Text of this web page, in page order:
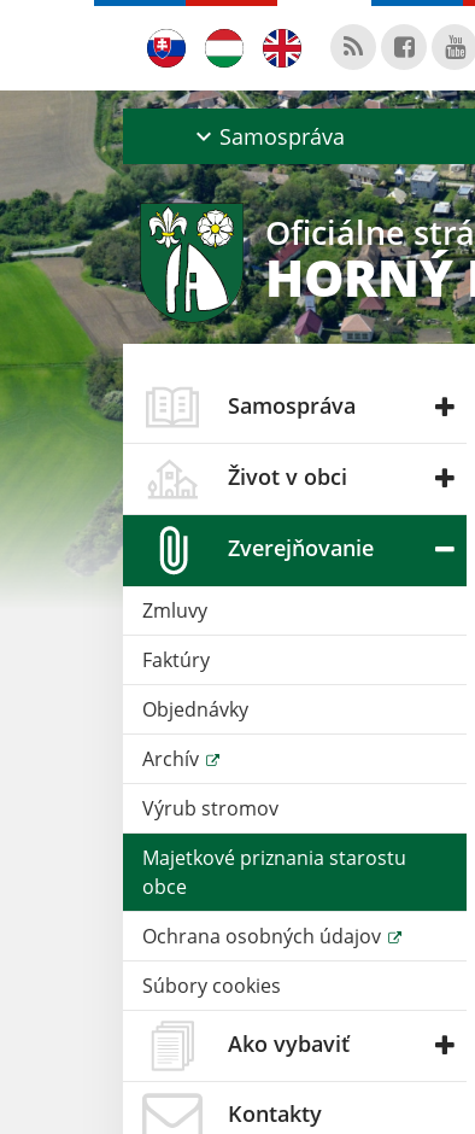
Samospráva
Oficiálne
HORNÝ
Samospráva
Život v obci
Zverejňovanie
Zmluvy
Faktúry
Objednávky
Archív
Výrub stromov
Majetkové priznania starostu
obce
Ochrana osobných údajov
Súbory cookies
Ako vybaviť
Kontakty